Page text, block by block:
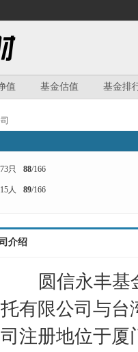
值 基金估值 基金排
只 88/166
人 89/166
介绍
圆信永丰基金
有限公司与台
注册地位于厦